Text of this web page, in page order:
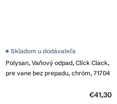
Polysan, Vaňový odpad, Click Clack,
pre vane bez prepadu, chróm, 71704
Skladom u dodávateľa
€41,30